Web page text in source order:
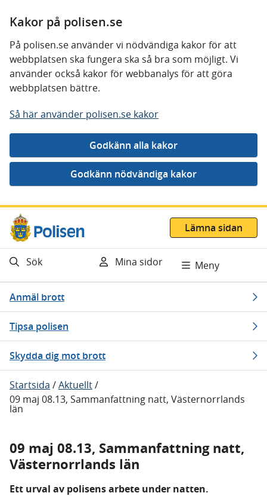
Kakor på polisen.se
På polisen.se använder vi nödvändiga kakor för att
webbplatsen ska fungera ska så bra som möjligt. Vi
använder också kakor för webbanalys för att göra
webbplatsen bättre.
Så här använder polisen.se kakor
Gå direkt till innehåll
Lämna sidan
Sök Mina sidor Meny
Anmäl brott
Tipsa polisen
Skydda dig mot brott
Startsida /Aktuellt/
09 maj 08.13, Sammanfattning natt, Västernorrlands
län
09 maj 08.13, Sammanfattning natt,
Västernorrlands län
Ett urval av polisens arbete under natten.